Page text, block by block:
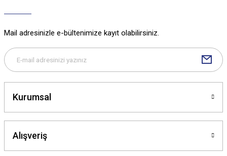
Bu ürüne benzer farklı alternatifler olmalı.
Mail adresinizle e-bültenimize kayıt olabilirsiniz.
Kurumsal
Alışveriş